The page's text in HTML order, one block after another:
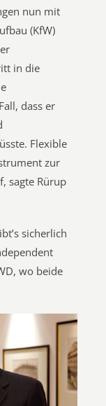
nun mit
(KfW)
in die
dass er
Flexible
zur
sagte Rürup
sicherlich
wo beide